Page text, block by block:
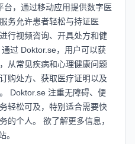
台，通过移动应用提供数字医
务允许患者轻松与持证医
行视频咨询、开具处方和健
过 Doktor.se，用户可以获
从常见疾病和心理健康问题
购处方、获取医疗证明以及
Doktor.se 注重无障碍、便
轻松可及，特别适合需要快
的个人。 欲了解更多信息，
。